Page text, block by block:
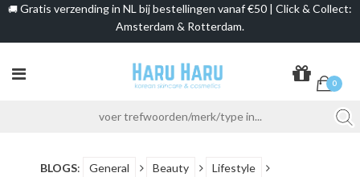
🚚 Gratis verzending in NL bij bestellingen vanaf €50 | Click & Collect:
Amsterdam & Rotterdam.
0
BLOGS: General Beauty Lifestyle